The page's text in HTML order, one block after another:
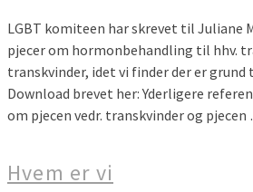
LGBT komiteen har skrevet til Juliane
pjecer om hormonbehandling til hhv.
transkvinder, idet vi finder der er
Download brevet her: Yderligere
om pjecen vedr. transkvinder og
Hvem er vi